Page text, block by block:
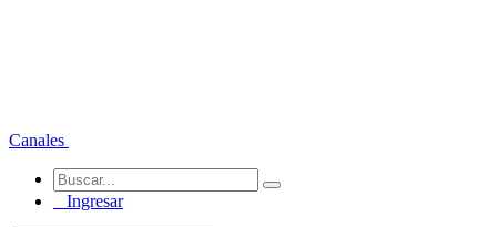
Canales
Ingresar